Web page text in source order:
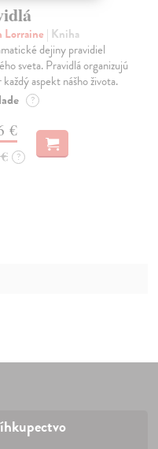
Lorraine | Kniha
dejiny pravidiel
sveta. Pravidlá organizujú
aspekt nášho života.
?
€
?